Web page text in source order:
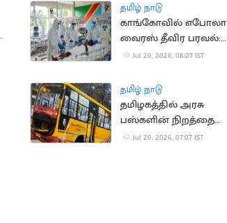
தமிழ் நாடு
காங்கோவில் எபோலா
வைரஸ் தீவிர பரவல்:
930 பேர் பலி
Jul 20, 2026, 08:07 IST
தமிழ் நாடு
தமிழகத்தில் அரசு
பஸ்களின் நிறத்தை
மாற்ற அரசு திட்டம்?
Jul 20, 2026, 07:07 IST